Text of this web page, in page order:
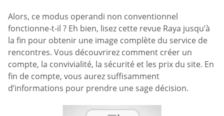
Alors, ce modus operandi non conventionnel
fonctionne-t-il ? Eh bien, lisez cette revue Raya jusqu’à
la fin pour obtenir une image complète du service de
rencontres. Vous découvrirez comment créer un
compte, la convivialité, la sécurité et les prix du site. En
fin de compte, vous aurez suffisamment
d’informations pour prendre une sage décision.